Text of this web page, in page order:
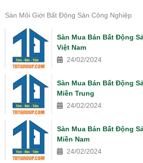
Sàn Môi Giới Bất Động Sản Công Nghiệp
Sàn Mua Bán Bất Động
Việt Nam
24/02/2024
Sàn Mua Bán Bất Động
Miền Trung
24/02/2024
Sàn Mua Bán Bất Động
Miền Nam
24/02/2024